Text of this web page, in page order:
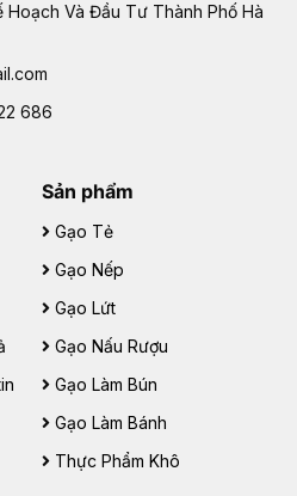
Hoạch Và Đầu Tư Thành Phố Hà
686
Sản phẩm
Gạo Tẻ
Gạo Nếp
Gạo Lứt
Gạo Nấu Rượu
Gạo Làm Bún
Gạo Làm Bánh
Thực Phẩm Khô